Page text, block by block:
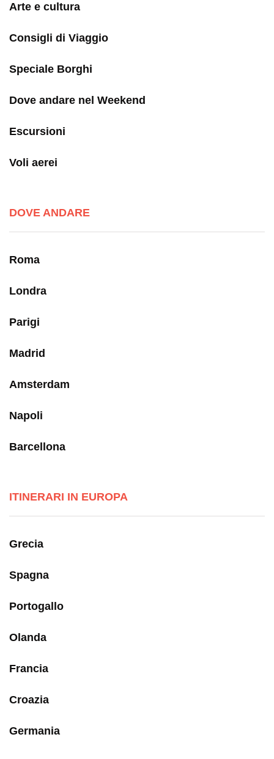
Arte e cultura
Consigli di Viaggio
Speciale Borghi
Dove andare nel Weekend
Escursioni
Voli aerei
DOVE ANDARE
Roma
Londra
Parigi
Madrid
Amsterdam
Napoli
Barcellona
ITINERARI IN EUROPA
Grecia
Spagna
Portogallo
Olanda
Francia
Croazia
Germania